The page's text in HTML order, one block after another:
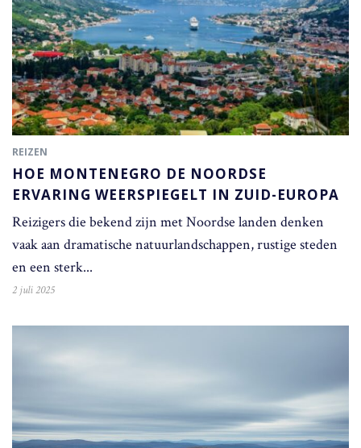
REIZEN
HOE MONTENEGRO DE NOORDSE
ERVARING WEERSPIEGELT IN ZUID-EUROPA
Reizigers die bekend zijn met Noordse landen denken
vaak aan dramatische natuurlandschappen, rustige steden
en een sterk...
2 juli 2025